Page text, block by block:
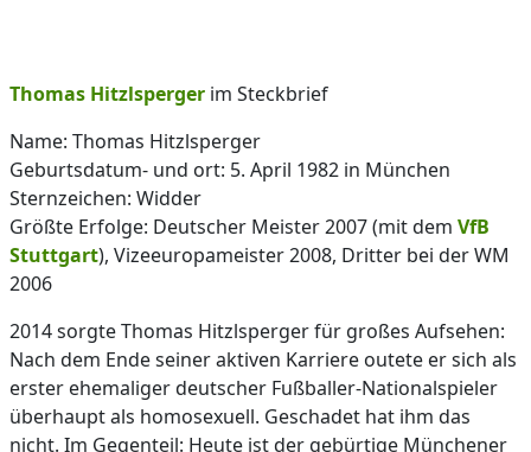
Thomas Hitzlsperger im Steckbrief
Name: Thomas Hitzlsperger
Geburtsdatum- und ort: 5. April 1982 in München
Sternzeichen: Widder
Größte Erfolge: Deutscher Meister 2007 (mit dem VfB
Stuttgart), Vizeeuropameister 2008, Dritter bei der WM
2006
2014 sorgte Thomas Hitzlsperger für großes Aufsehen:
Nach dem Ende seiner aktiven Karriere outete er sich als
erster ehemaliger deutscher Fußballer-Nationalspieler
überhaupt als homosexuell. Geschadet hat ihm das
nicht. Im Gegenteil: Heute ist der gebürtige Münchener